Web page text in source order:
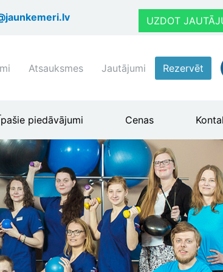
UZDOT
Atsauksmes Jautājumi Rezervēt
piedāvājumi Cenas